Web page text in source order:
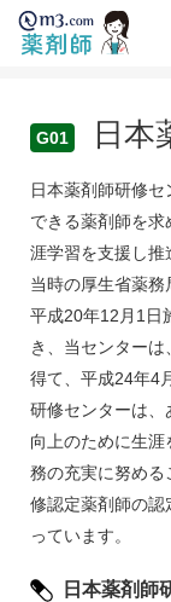
G01 日本
日本薬剤師研修
できる薬剤師を
涯学習を支援し推
当時の厚生省薬務
平成20年12月1日
き、当センター
得て、平成24年4
研修センターは、
向上のために生
務の充実に努める
修認定薬剤師の認
っています。
日本薬剤師